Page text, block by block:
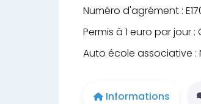
Numéro d'agrément :
Permis à 1 euro par jour :
Auto école associative :
Informations